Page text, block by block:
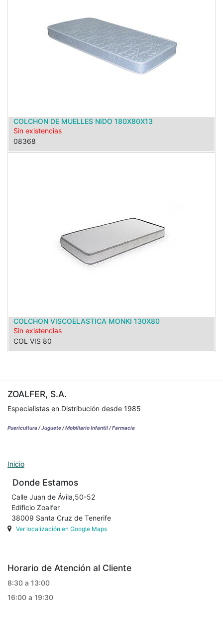
COLCHON DE MUELLES NIDO 180X80X13
Sin existencias
08368
COLCHON VISCOELASTICA MONKI 130X80
Sin existencias
COL VIS 80
ZOALFER, S.A.
Especialistas en Distribución desde 1985
Puericultura / Juguete / Mobiliario Infantil / Farmacia
Inicio
Donde Estamos
Calle Juan de Ávila,50-52
Edificio Zoalfer
38009 Santa Cruz de Tenerife
Ver localización en Google Maps
Horario de Atención al Cliente
8:30 a 13:00
16:00 a 19:30